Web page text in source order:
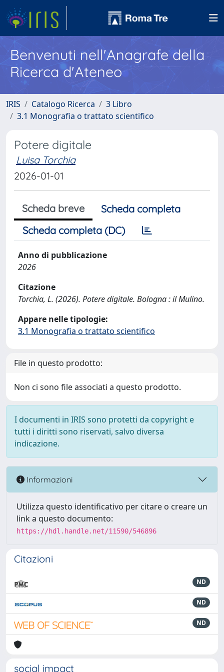
Benvenuti nell'Anagrafe della
Ricerca d'Ateneo
IRIS Catalogo Ricerca
3 Libro
3.1 Monografia o trattato scientifico
Potere digitale
Luisa Torchia
2026-01-01
Scheda breve
Scheda completa
Scheda completa (DC)
Anno di pubblicazione
2026
Citazione
Torchia, L. (2026). Potere digitale. Bologna : il Mulino.
Appare nelle tipologie:
3.1 Monografia o trattato scientifico
File in questo prodotto:
Non ci sono file associati a questo prodotto.
I documenti in IRIS sono protetti da copyright e
tutti i diritti sono riservati, salvo diversa
indicazione.
Informazioni
Utilizza questo identificativo per citare o creare un
link a questo documento:
https://hdl.handle.net/11590/546896
Citazioni
ND
ND
ND
social impact